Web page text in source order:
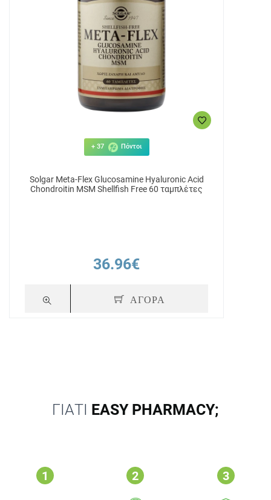
+ 37 Πόντοι
Solgar Meta-Flex Glucosamine Hyaluronic Acid
Chondroitin MSM Shellfish Free 60 ταμπλέτες
36.96€
ΑΓΟΡΑ
ΓΙΑΤΙ EASY PHARMACY;